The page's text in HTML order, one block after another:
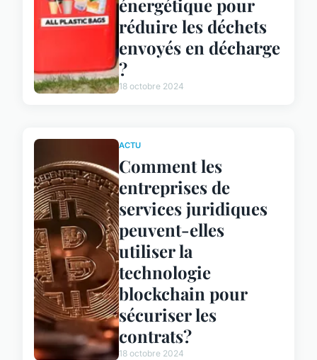
énergétique pour
réduire les déchets
envoyés en décharge
?
18 octobre 2024
ACTU
Comment les
entreprises de
services juridiques
peuvent-elles
utiliser la
technologie
blockchain pour
sécuriser les
contrats?
18 octobre 2024